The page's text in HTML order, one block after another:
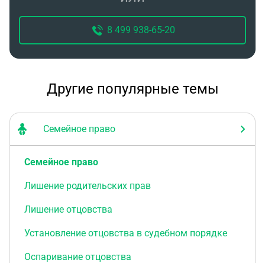
8 499 938-65-20
Другие популярные темы
Семейное право
Семейное право
Лишение родительских прав
Лишение отцовства
Установление отцовства в судебном порядке
Оспаривание отцовства